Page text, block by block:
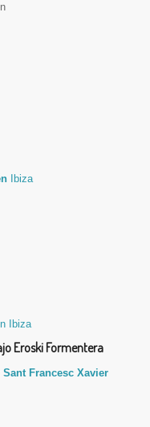
Ibiza
Ibiza
Eroski Formentera
Sant Francesc Xavier